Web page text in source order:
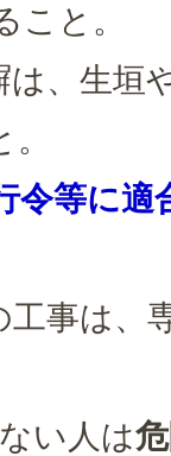
こと。
は、生垣
令等に
工事は、
い人は